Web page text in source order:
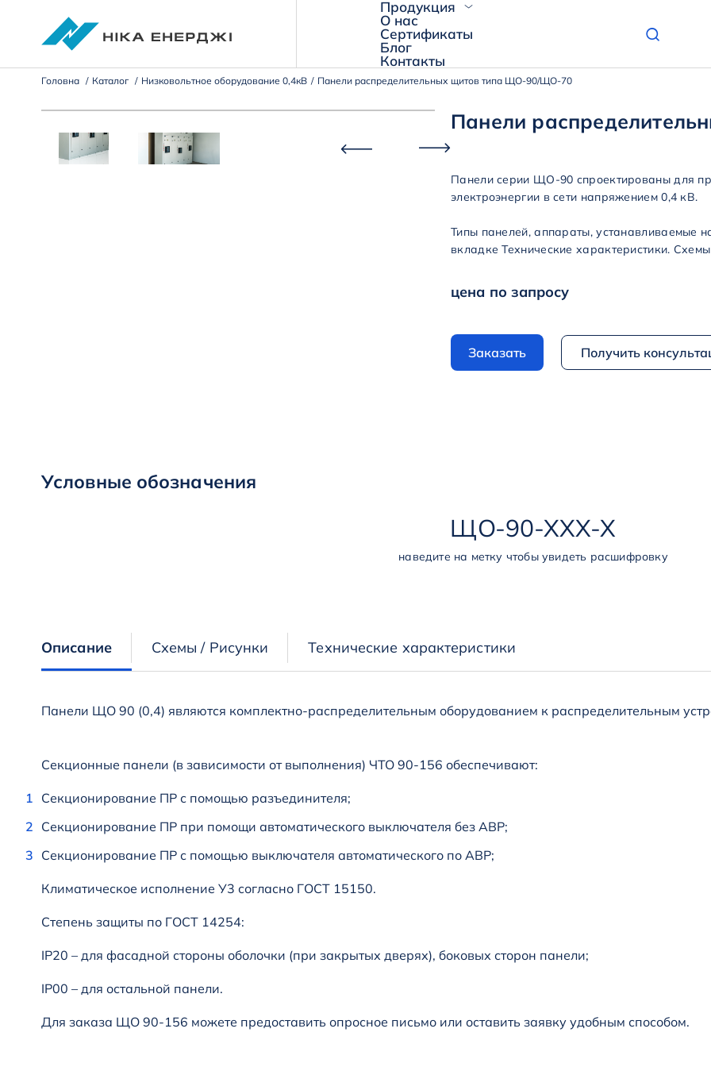
Продукция
О нас
Сертификаты
Блог
Контакты
Головна Каталог Низковольтное оборудование 0,4кВ Панели распределительных щитов типа ЩО-90/ЩО-70
Панели
Панели серии ЩО-90 спроектированы для
электроэнергии в сети напряжением 0,4 кВ.
Типы панелей, аппараты, устанавливаемые
вкладке Технические характеристики.
цена по запросу
Заказать Получить
Условные обозначения
ЩО-90-ХХХ-Х
наведите на метку чтобы увидеть расшифровку
Описание Схемы / Рисунки Технические характеристики
Панели ЩО 90 (0,4) являются комплектно-распределительным оборудованием к распределительным
Секционные панели (в зависимости от выполнения) ЧТО 90-156 обеспечивают:
Секционирование ПР с помощью разъединителя;
Секционирование ПР при помощи автоматического выключателя без АВР;
Секционирование ПР с помощью выключателя автоматического по АВР;
Климатическое исполнение У3 согласно ГОСТ 15150.
Степень защиты по ГОСТ 14254:
IP20 – для фасадной стороны оболочки (при закрытых дверях), боковых сторон панели;
IP00 – для остальной панели.
Для заказа ЩО 90-156 можете предоставить опросное письмо или оставить заявку удобным способом.